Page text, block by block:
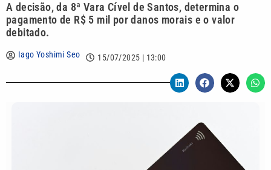
A decisão, da 8ª Vara Cível de Santos, determina o
pagamento de R$ 5 mil por danos morais e o valor
debitado.
Iago Yoshimi Seo 15/07/2025 | 13:00